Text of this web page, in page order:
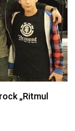
„Ritmul